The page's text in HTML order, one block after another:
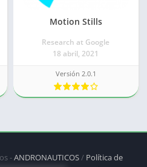
Motion Stills
Research at Google
18 abril, 2021
Versión 2.0.1
-ANDRONAUTICOS/ Política de